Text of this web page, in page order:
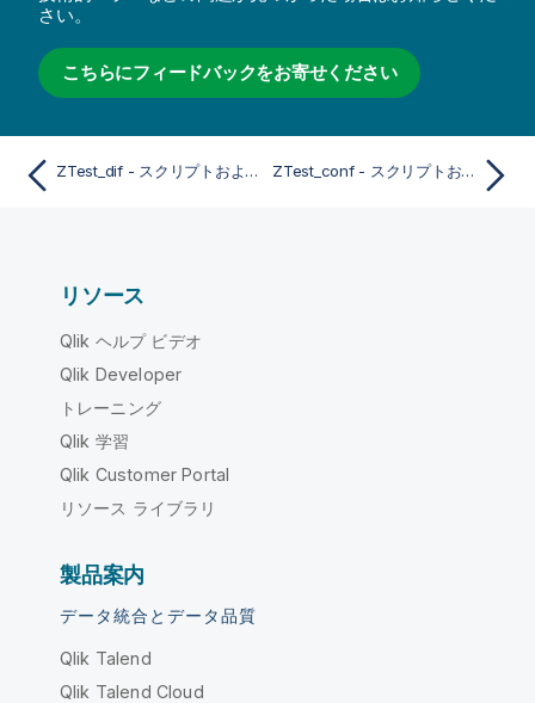
さい。
こちらにフィードバックをお寄せください
ZTest_dif - スクリプトおよびチャート関数 ZTest_conf - スクリプトおよびチャート関数
リソース
Qlik ヘルプ ビデオ
Qlik Developer
トレーニング
Qlik 学習
Qlik Customer Portal
リソース ライブラリ
製品案内
データ統合とデータ品質
Qlik Talend
Qlik Talend Cloud